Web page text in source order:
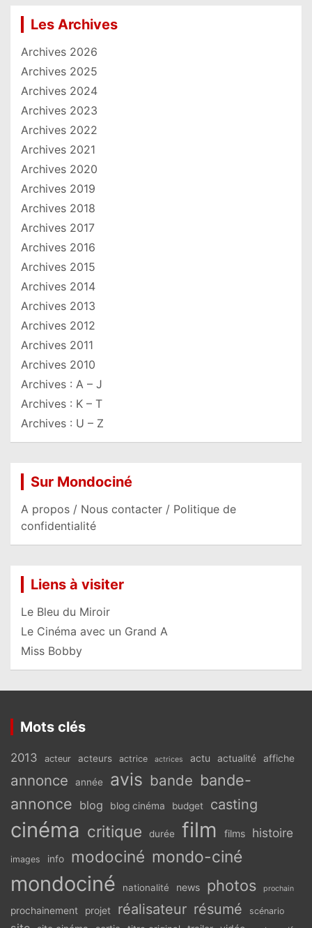
Les Archives
Archives 2026
Archives 2025
Archives 2024
Archives 2023
Archives 2022
Archives 2021
Archives 2020
Archives 2019
Archives 2018
Archives 2017
Archives 2016
Archives 2015
Archives 2014
Archives 2013
Archives 2012
Archives 2011
Archives 2010
Archives : A – J
Archives : K – T
Archives : U – Z
Sur Mondociné
A propos / Nous contacter / Politique de
confidentialité
Liens à visiter
Le Bleu du Miroir
Le Cinéma avec un Grand A
Miss Bobby
Mots clés
2013 acteur acteurs actrice actrices actu actualité affiche
annonce année avis bande bande-
annonce blog blog cinéma budget casting
cinéma critique durée film films histoire
images info modociné mondo-ciné
mondociné nationalité news photos prochain
prochainement projet réalisateur résumé scénario